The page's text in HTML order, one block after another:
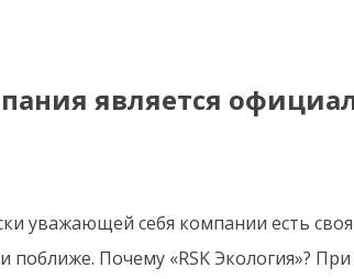
является
уважающей себя компании есть
поближе. Почему «RSK Экология»?